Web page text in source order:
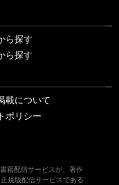
ら探す
ら探す
載について
ポリシー
籍配信サービスが、著作
規版配信サービスである